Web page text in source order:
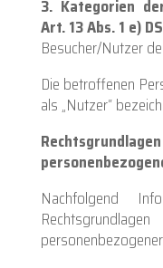
3. Kategorien
Art. 13 Abs. 1 e)
Besucher/Nutzer
Die betroffenen
als „Nutzer“
Nachfolgend